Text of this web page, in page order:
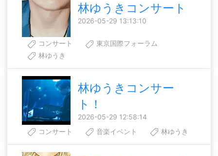
林ゆうきコンサート
2026-05-29 13:13:10
コンサート
東京国際フォーラム
林ゆうき
林ゆうきコンサー
ト！
2026-05-29 12:58:14
コンサート
音楽イベント 林ゆうき